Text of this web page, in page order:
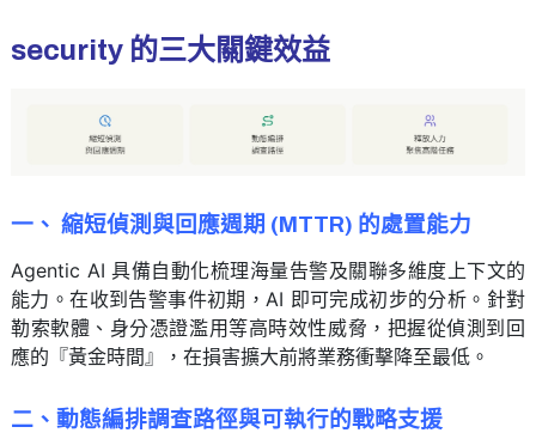
security 的三大關鍵效益
一、 縮短偵測與回應週期 (MTTR) 的處置能力
Agentic AI 具備自動化梳理海量告警及關聯多維度上下文的
能力。在收到告警事件初期，AI 即可完成初步的分析。針對
勒索軟體、身分憑證濫用等高時效性威脅，把握從偵測到回
應的『黃金時間』，在損害擴大前將業務衝擊降至最低。
二、動態編排調查路徑與可執行的戰略支援